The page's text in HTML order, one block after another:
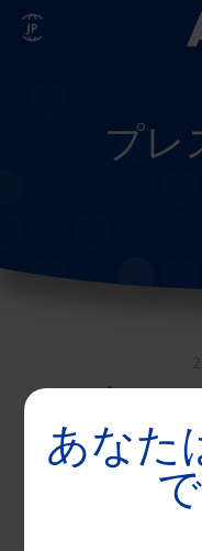
Skip
main
あなた
プレ
日本ア
ンタク
「クリア
ー